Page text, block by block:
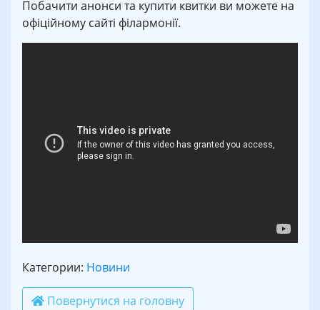
Побачити анонси та купити квитки ви можете на
офіційному сайті філармонії.
Категории: Новини
Повернутися на головну